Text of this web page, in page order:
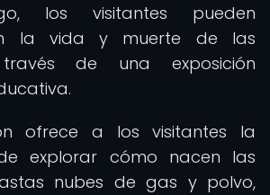
los visitantes pueden
la vida y muerte de las
de una exposición
ofrece a los visitantes la
explorar cómo nacen las
nubes de gas y polvo,